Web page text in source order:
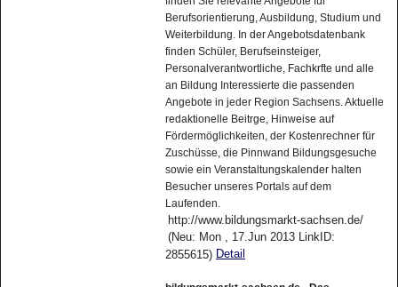
finden Sie relevante Angebote für
Berufsorientierung, Ausbildung, Studium und
Weiterbildung. In der Angebotsdatenbank
finden Schüler, Berufseinsteiger,
Personalverantwortliche, Fachkrfte und alle
an Bildung Interessierte die passenden
Angebote in jeder Region Sachsens. Aktuelle
redaktionelle Beitrge, Hinweise auf
Fördermöglichkeiten, der Kostenrechner für
Zuschüsse, die Pinnwand Bildungsgesuche
sowie ein Veranstaltungskalender halten
Besucher unseres Portals auf dem
Laufenden.
http://www.bildungsmarkt-sachsen.de/
(Neu: Mon , 17.Jun 2013 LinkID:
2855615) Detail